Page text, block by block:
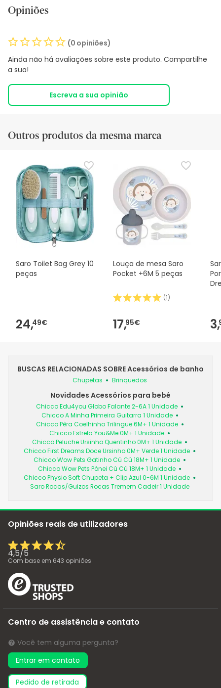
Opiniões
(0 opiniões)
Ainda não há avaliações sobre este produto. Compartilhe
a sua!
Escreva a sua opinião
Outros produtos da mesma marca
Saro Toilet Bag Grey 10
peças
24,49€
Louça de mesa Saro
Pocket +6M 5 peças
(1)
17,95€ 3,
BUSCAS RELACIONADAS SOBRE Acessórios de banho
Chupetas Brinquedos
Novidades Acessórios para bebé
Chicco Edu4you Globo Falante 2-6A 1 Unidade
Chicco A Minha Primeira Guitarra 1 Unidade
Chicco Pêra Coelhinho Trilingue 6M+ 1 Unidade
Chicco Estrela You&Me 0M+ 1 Unidade
Chicco Peluche Ursinho Quentinho 0M+ 1 Unidade
Chicco First Dreams Doce Ursinho 0M+ Verde 1 Unidade
Chicco Wow Pets Gatinho Cú Cú 18M+ 1 Unidade
Chicco Wow Pets Pónei Cú Cú 18M+ 1 Unidade
Chicco Physio Soft Chupeta + Clip Azul 0-6M 1 Unidade
Saro Rocas/Guizos Rocas Tremem Cadeir 1 Unidade
Opiniões reais de utilizadores
4,5/5
Com base em 643 opiniões
Centro de assistência e contato
Você tem alguma pergunta?
Entrar em contato
pedido de retirada